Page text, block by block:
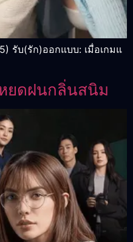
รับ(รัก)ออกแบบ: เมื่อเกมแ
ยดฝนกลิ่นสนิม